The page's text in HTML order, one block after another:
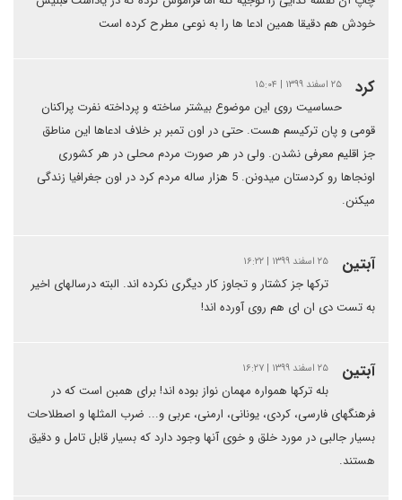
خودش هم دقیقا همین ادعا ها را به نوعی مطرح کرده است
کرد ۲۵ اسفند ۱۳۹۹ | ۱۵:۰۴
حساسیت روی این موضوع بیشتر ساخته و پرداخته نفرت پراکنان
قومی و پان ترکیسم هست. حتی در اون تمبر بر خلاف ادعاها این مناطق
جز اقلیم معرفی نشدن. ولی در هر صورت مردم محلی در هر کشوری
اونجاها رو کردستان میدونن. 5 هزار ساله مردم کرد در اون جغرافیا زندگی
میکنن.
آبتین ۲۵ اسفند ۱۳۹۹ | ۱۶:۲۲
ترکها جز کشتار و تجاوز کار دیگری نکرده اند. البته درسالهای اخیر
به تست دی ان ای هم روی آورده اند!
آبتین ۲۵ اسفند ۱۳۹۹ | ۱۶:۲۷
بله ترکها همواره مهمان نواز بوده اند! برای همبن است که در
فرهنگهای فارسی، کردی، یونانی، ارمنی، عربی و... ضرب المثلها و اصطلاحات
بسیار جالبی در مورد خلق و خوی آنها وجود دارد که بسیار قابل تامل و دقیق
هستند.